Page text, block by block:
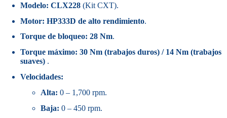
Modelo: CLX228 (Kit CXT).
Motor: HP333D de alto rendimiento.
Torque de bloqueo: 28 Nm.
Torque máximo: 30 Nm (trabajos duros) / 14 Nm (trabajos
suaves) .
Velocidades:
Alta: 0 – 1,700 rpm.
Baja: 0 – 450 rpm.